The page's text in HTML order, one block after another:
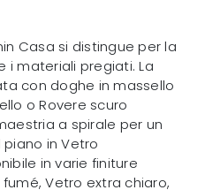
Casa si distingue per la
i materiali pregiati. La
con doghe in massello
o Rovere scuro
a spirale per un
in Vetro
in varie finiture
Vetro extra chiaro,